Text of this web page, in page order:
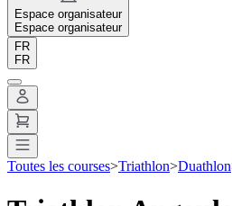
Espace organisateur
Espace organisateur
FR
FR
Toutes les courses>Triathlon>Duathlon